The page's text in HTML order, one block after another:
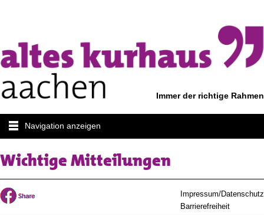
Immer der richtige Rahmen
Navigation anzeigen
Wichtige Mitteilungen
Impressum/Datenschutz
Barrierefreiheit